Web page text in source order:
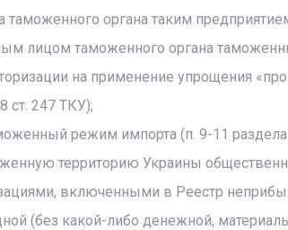
органа таким
лицом таможенного органа
на применение упрощения
ст. 247 ТКУ);
режим импорта (п. 9-11
территорию Украины
включенными в Реестр
(без какой-либо денежной,